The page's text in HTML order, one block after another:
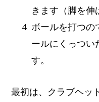
きます（脚を伸
ボールを打つの
ールにくっつい
す。
最初は、クラブヘッ